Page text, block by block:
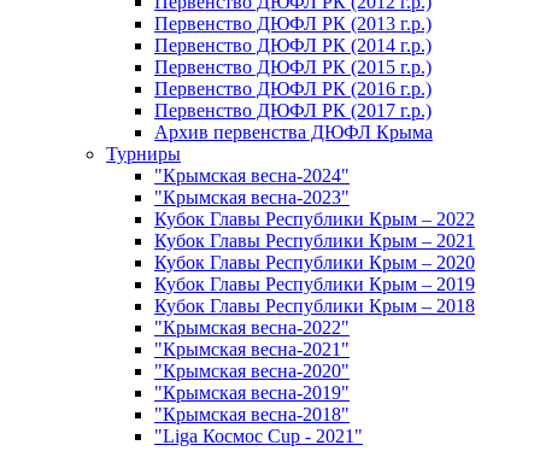
Первенство ДЮФЛ РК (2013 г.р.)
Первенство ДЮФЛ РК (2014 г.р.)
Первенство ДЮФЛ РК (2015 г.р.)
Первенство ДЮФЛ РК (2016 г.р.)
Первенство ДЮФЛ РК (2017 г.р.)
Архив первенства ДЮФЛ Крыма
Турниры
"Крымская весна-2024"
"Крымская весна-2023"
Кубок Главы Республики Крым – 2022
Кубок Главы Республики Крым – 2021
Кубок Главы Республики Крым – 2020
Кубок Главы Республики Крым – 2019
Кубок Главы Республики Крым – 2018
"Крымская весна-2022"
"Крымская весна-2021"
"Крымская весна-2020"
"Крымская весна-2019"
"Крымская весна-2018"
"Liga Космос Cup - 2021"